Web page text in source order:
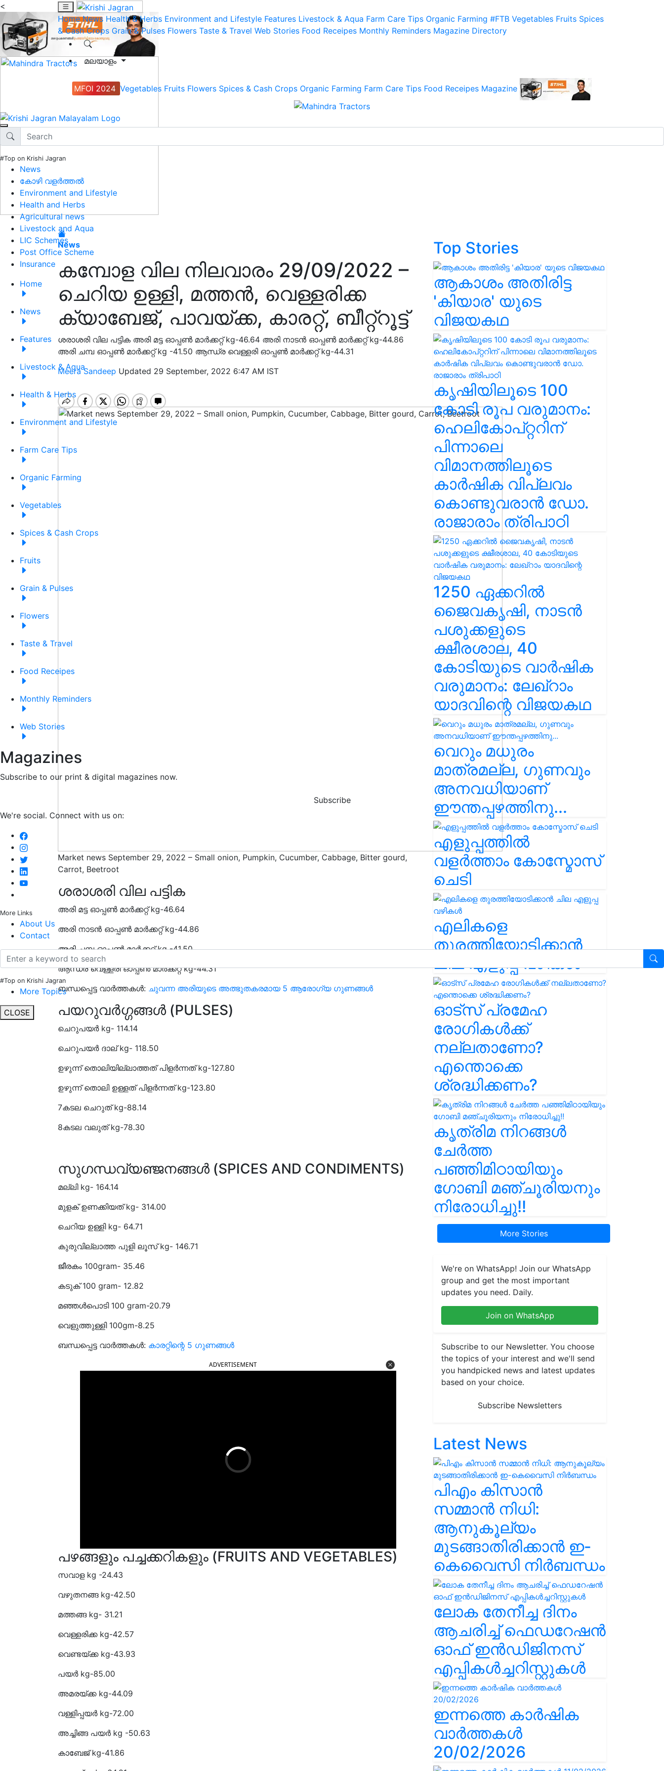
<
Home News Health & Herbs Environment and Lifestyle Features Livestock & Aqua Farm Care Tips Organic Farming #FTB Vegetables Fruits Spices
& Cash Crops Grain & Pulses Flowers Taste & Travel Web Stories Food Receipes Monthly Reminders Magazine Directory
മലയാളം
MFOI 2024 Vegetables Fruits Flowers Spices & Cash Crops Organic Farming Farm Care Tips Food Receipes Magazine
#Top on Krishi Jagran
News
കോഴി വളർത്തൽ
Environment and Lifestyle
Health and Herbs
Agricultural news
Livestock and Aqua
LIC Schemes
Post Office Scheme
Insurance
Home
News
Features
Livestock & Aqua
Health & Herbs
Environment and Lifestyle
Farm Care Tips
Organic Farming
Vegetables
Spices & Cash Crops
Fruits
Grain & Pulses
Flowers
Taste & Travel
Food Receipes
Monthly Reminders
Web Stories
Magazines
Subscribe to our print & digital magazines now.
Subscribe
We're social. Connect with us on:
More Links
About Us
Contact
#Top on Krishi Jagran
More Topics
CLOSE
News
കമ്പോള വില നിലവാരം 29/09/2022 –
ചെറിയ ഉള്ളി, മത്തൻ, വെള്ളരിക്ക
ക്യാബേജ്, പാവയ്ക്ക, കാരറ്റ്, ബീറ്റ്റൂട്ട്
ശരാശരി വില പട്ടിക അരി മട്ട ഓപ്പൺ മാർക്കറ്റ് kg-46.64 അരി നാടൻ ഓപ്പൺ മാർക്കറ്റ് kg-44.86
അരി ചമ്പ ഓപ്പൺ മാർക്കറ്റ് kg -41.50 ആന്ധ്ര വെള്ളരി ഓപ്പൺ മാർക്കറ്റ് kg-44.31
Meera Sandeep Updated 29 September, 2022 6:47 AM IST
Market news September 29, 2022 – Small onion, Pumpkin, Cucumber, Cabbage, Bitter gourd,
Carrot, Beetroot
ശരാശരി വില പട്ടിക
അരി മട്ട ഓപ്പൺ മാർക്കറ്റ് kg-46.64
അരി നാടൻ ഓപ്പൺ മാർക്കറ്റ് kg-44.86
അരി ചമ്പ ഓപ്പൺ മാർക്കറ്റ് kg -41.50
ആന്ധ്ര വെള്ളരി ഓപ്പൺ മാർക്കറ്റ് kg-44.31
ബന്ധപ്പെട്ട വാർത്തകൾ: ചുവന്ന അരിയുടെ അത്ഭുതകരമായ 5 ആരോഗ്യ ഗുണങ്ങൾ
പയറുവർഗ്ഗങ്ങൾ (PULSES)
ചെറുപയർ kg- 114.14
ചെറുപയർ ദാല് kg- 118.50
ഉഴുന്ന് തൊലിയില്ലാത്തത് പിളർന്നത് kg-127.80
ഉഴുന്ന് തൊലി ഉള്ളത് പിളർന്നത് kg-123.80
7കടല ചെറുത് kg-88.14
8കടല വലുത് kg-78.30
സുഗന്ധവ്യഞ്ജനങ്ങൾ (SPICES AND CONDIMENTS)
മല്ലി kg- 164.14
മുളക് ഉണക്കിയത് kg- 314.00
ചെറിയ ഉള്ളി kg- 64.71
കുരുവില്ലാത്ത പുളി ലൂസ് kg- 146.71
ജീരകം 100gram- 35.46
കടുക് 100 gram- 12.82
മഞ്ഞൾപൊടി 100 gram-20.79
വെളുത്തുള്ളി 100gm-8.25
ബന്ധപ്പെട്ട വാർത്തകൾ: കാരറ്റിന്റെ 5 ഗുണങ്ങൾ
ADVERTISEMENT
പഴങ്ങളും പച്ചക്കറികളും (FRUITS AND VEGETABLES)
സവാള kg -24.43
വഴുതനങ്ങ kg-42.50
മത്തങ്ങ kg- 31.21
വെള്ളരിക്ക kg-42.57
വെണ്ടയ്ക്ക kg-43.93
പയർ kg-85.00
അമരയ്ക്ക kg-44.09
വള്ളിപ്പയർ kg-72.00
അച്ചിങ്ങ പയർ kg -50.63
കാബേജ് kg-41.86
Top Stories
ആകാശം അതിരിട്ട
'കിയാര' യുടെ
വിജയകഥ
കൃഷിയിലൂടെ 100
കോടി രൂപ വരുമാനം:
ഹെലികോപ്റ്ററിന്
പിന്നാലെ
വിമാനത്തിലൂടെ
കാർഷിക വിപ്ലവം
കൊണ്ടുവരാൻ ഡോ.
രാജാരാം ത്രിപാഠി
1250 ഏക്കറിൽ
ജൈവകൃഷി, നാടൻ
പശുക്കളുടെ
ക്ഷീരശാല, 40
കോടിയുടെ വാർഷിക
വരുമാനം: ലേഖ്‌റാം
യാദവിന്റെ വിജയകഥ
വെറും മധുരം
മാത്രമല്ല, ഗുണവും
അനവധിയാണ്
ഈന്തപ്പഴത്തിനു...
എളുപ്പത്തിൽ
വളർത്താം കോസ്മോസ്
ചെടി
എലികളെ
തുരത്തിയോടിക്കാൻ
ചില എളുപ്പ വഴികൾ
ഓട്സ് പ്രമേഹ
രോഗികൾക്ക്
നല്ലതാണോ?
എന്തൊക്കെ
ശ്രദ്ധിക്കണം?
കൃത്രിമ നിറങ്ങൾ
ചേർത്ത
പഞ്ഞിമിഠായിയും
ഗോബി മഞ്ചൂരിയനും
നിരോധിച്ചു!!
More Stories
We're on WhatsApp! Join our WhatsApp
group and get the most important
updates you need. Daily.
Join on WhatsApp
Subscribe to our Newsletter. You choose
the topics of your interest and we'll send
you handpicked news and latest updates
based on your choice.
Subscribe Newsletters
Latest News
പിഎം കിസാൻ
സമ്മാൻ നിധി:
ആനുകൂല്യം
മുടങ്ങാതിരിക്കാൻ ഇ-
കെവൈസി നിർബന്ധം
ലോക തേനീച്ച ദിനം
ആചരിച്ച് ഫെഡറേഷൻ
ഓഫ് ഇൻഡിജിനസ്
എപ്പികൾച്ചറിസ്റ്റുകൾ
ഇന്നത്തെ കാർഷിക
വാർത്തകൾ
20/02/2026